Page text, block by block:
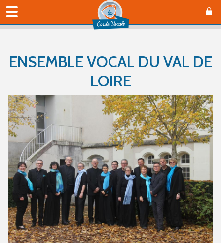
ENSEMBLE VOCAL DU VAL DE
LOIRE